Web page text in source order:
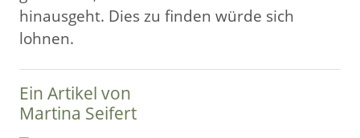
hinausgeht. Dies zu finden würde sich
lohnen.
Ein Artikel von
Martina Seifert